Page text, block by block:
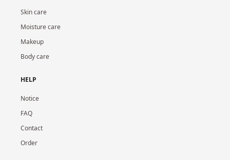
Skin care
Moisture care
Makeup
Body care
HELP
Notice
FAQ
Contact
Order